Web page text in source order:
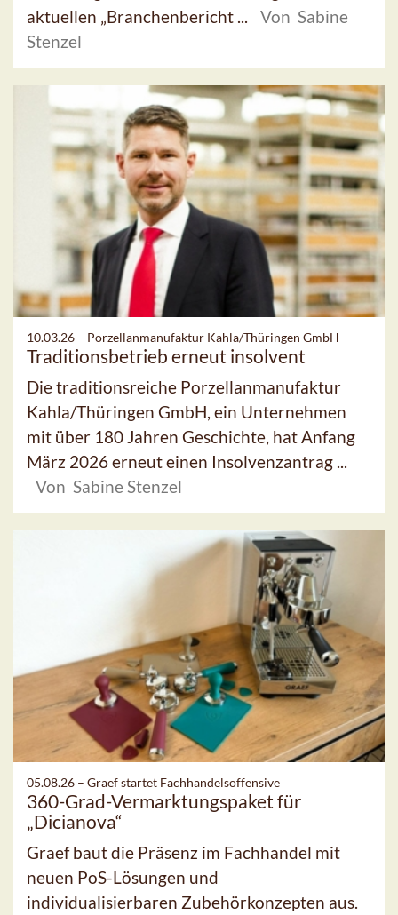
aktuellen „Branchenbericht ...
Von Sabine
Stenzel
10.03.26 – Porzellanmanufaktur Kahla/Thüringen GmbH
Traditionsbetrieb erneut insolvent
Die traditionsreiche Porzellanmanufaktur
Kahla/Thüringen GmbH, ein Unternehmen
mit über 180 Jahren Geschichte, hat Anfang
März 2026 erneut einen Insolvenzantrag ...
Von Sabine Stenzel
05.08.26 – Graef startet Fachhandelsoffensive
360-Grad-Vermarktungspaket für
„Dicianova“
Graef baut die Präsenz im Fachhandel mit
neuen PoS-Lösungen und
individualisierbaren Zubehörkonzepten aus.